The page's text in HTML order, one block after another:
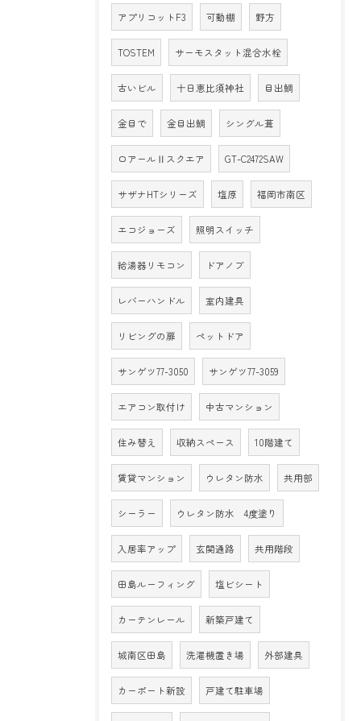
アプリコットF3 可動棚 野方
TOSTEM サーモスタット混合水栓
古いビル 十日恵比須神社 目出鯛
金目で 金目出鯛 シングル葺
ロアールⅡスクエア GT-C2472SAW
サザナHTシリーズ 塩原 福岡市南区
エコジョーズ 照明スイッチ
給湯器リモコン ドアノブ
レバーハンドル 室内建具
リビングの扉 ペットドア
サンゲツ77-3050 サンゲツ77-3059
エアコン取付け 中古マンション
住み替え 収納スペース 10階建て
賃貸マンション ウレタン防水 共用部
シーラー ウレタン防水 4度塗り
入居率アップ 玄関通路 共用階段
田島ルーフィング 塩ビシート
カーテンレール 新築戸建て
城南区田島 洗濯機置き場 外部建具
カーポート新設 戸建て駐車場